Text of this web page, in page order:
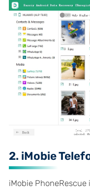
2. iMobie
iMobie